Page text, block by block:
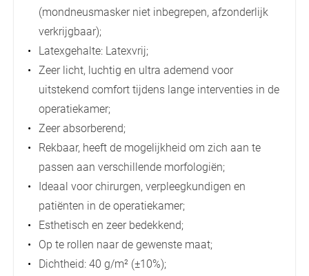
(mondneusmasker niet inbegrepen, afzonderlijk
verkrijgbaar);
Latexgehalte: Latexvrij;
Zeer licht, luchtig en ultra ademend voor
uitstekend comfort tijdens lange interventies in de
operatiekamer;
Zeer absorberend;
Rekbaar, heeft de mogelijkheid om zich aan te
passen aan verschillende morfologiën;
Ideaal voor chirurgen, verpleegkundigen en
patiënten in de operatiekamer;
Esthetisch en zeer bedekkend;
Op te rollen naar de gewenste maat;
Dichtheid: 40 g/m² (±10%);